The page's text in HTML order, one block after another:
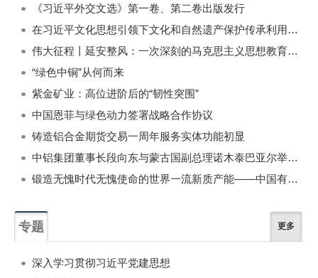
《习近平外交文选》第一卷、第二卷出版发行
在习近平文化思想引领下文化和自然遗产保护传承利用工作开创新局面
伟大征程丨延安整风：一次深刻的马克思主义思想教育运动
“绿色中铜”从何而来
紫金矿业：高位进阶后的“韧性突围”
中国恩菲与绿色动力签署战略合作协议
铸造铝合金期货交易一周年服务实体功能初显
中铝集团董事长段向东与蒙古国副总理诺木泰巴亚尔举行会谈
锻造无愧时代无愧使命的世界一流新质产能——中国有色金属工业的战略应对与破局之道（二）
专题 更多
深入学习贯彻习近平党建思想